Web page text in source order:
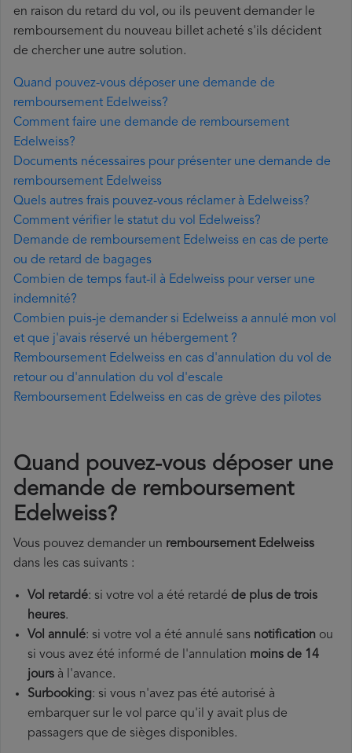
en raison du retard du vol, ou ils peuvent demander le
remboursement du nouveau billet acheté s'ils décident
de chercher une autre solution.
Quand pouvez-vous déposer une demande de
remboursement Edelweiss?
Comment faire une demande de remboursement
Edelweiss?
Documents nécessaires pour présenter une demande de
remboursement Edelweiss
Quels autres frais pouvez-vous réclamer à Edelweiss?
Comment vérifier le statut du vol Edelweiss?
Demande de remboursement Edelweiss en cas de perte
ou de retard de bagages
Combien de temps faut-il à Edelweiss pour verser une
indemnité?
Combien puis-je demander si Edelweiss a annulé mon vol
et que j'avais réservé un hébergement ?
Remboursement Edelweiss en cas d'annulation du vol de
retour ou d'annulation du vol d'escale
Remboursement Edelweiss en cas de grève des pilotes
Quand pouvez-vous déposer une
demande de remboursement
Edelweiss?
Vous pouvez demander un remboursement Edelweiss
dans les cas suivants :
Vol retardé: si votre vol a été retardé de plus de trois
heures.
Vol annulé: si votre vol a été annulé sans notification ou
si vous avez été informé de l'annulation moins de 14
jours à l'avance.
Surbooking: si vous n'avez pas été autorisé à
embarquer sur le vol parce qu'il y avait plus de
passagers que de sièges disponibles.